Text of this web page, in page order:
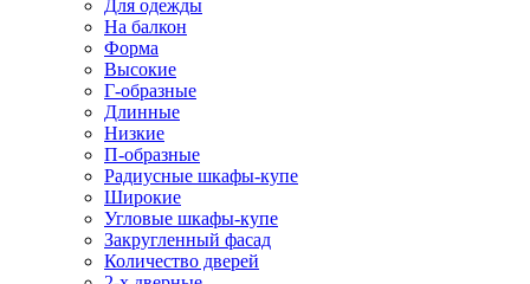
Для одежды
На балкон
Форма
Высокие
Г-образные
Длинные
Низкие
П-образные
Радиусные шкафы-купе
Широкие
Угловые шкафы-купе
Закругленный фасад
Количество дверей